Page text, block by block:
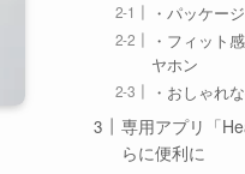
・パッケー
・フィット
ヤホン
・おしゃれ
専用アプリ「
らに便利に